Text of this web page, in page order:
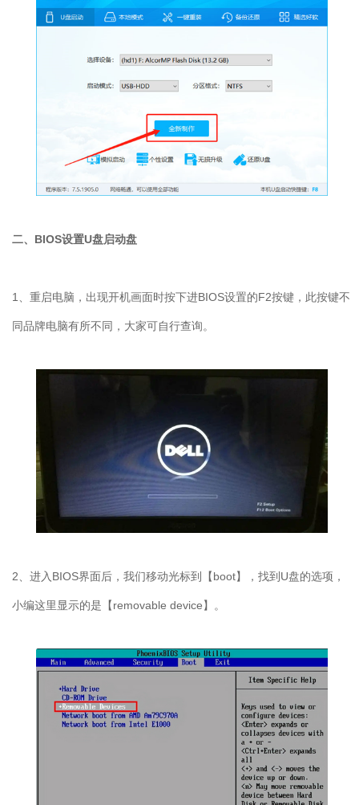
二、BIOS设置U盘启动盘
1、重启电脑，出现开机画面时按下进BIOS设置的F2按键，此按键不
同品牌电脑有所不同，大家可自行查询。
2、进入BIOS界面后，我们移动光标到【boot】，找到U盘的选项，
小编这里显示的是【removable device】。